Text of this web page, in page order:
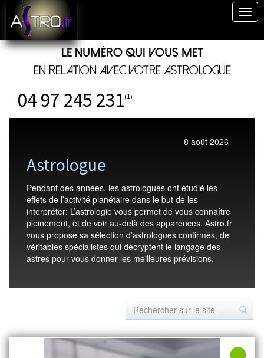
Le numéro qui vous met
en relation avec votre astrologue
04 97 245 231(1)
8 août 2026
Astrologue
Pendant des années, les astrologues ont étudié les
effets de l’activité planétaire dans le but de les
interpréter: L’astrologie vous permet de vous connaître
pleinement, et de voir au-delà des apparences. Astro.fr
vous propose sa sélection d’astrologues confirmés, de
véritables spécialistes qui décryptent le langage des
astres pour vous donner les meilleures prévisions.